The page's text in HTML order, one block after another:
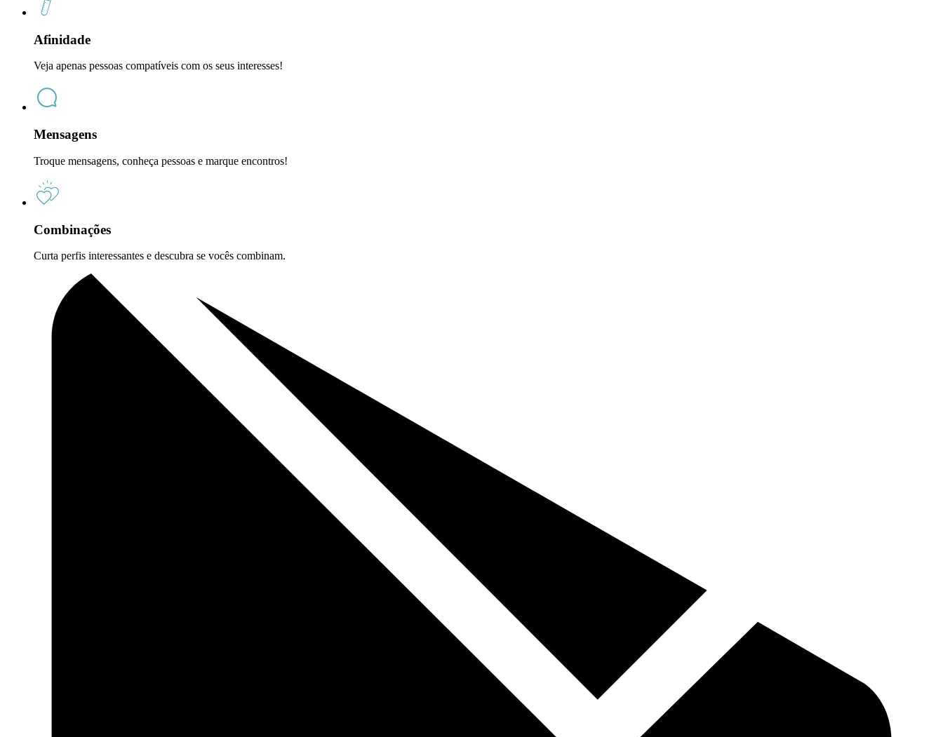
Afinidade
Veja apenas pessoas compatíveis com os seus interesses!
Mensagens
Troque mensagens, conheça pessoas e marque encontros!
Combinações
Curta perfis interessantes e descubra se vocês combinam.